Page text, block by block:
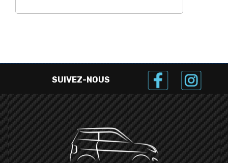
SUIVEZ-NOUS